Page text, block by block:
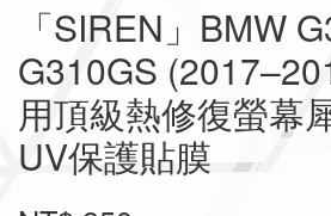
「SIREN」BMW
G310GS
用頂級熱修復螢幕
UV保護貼膜